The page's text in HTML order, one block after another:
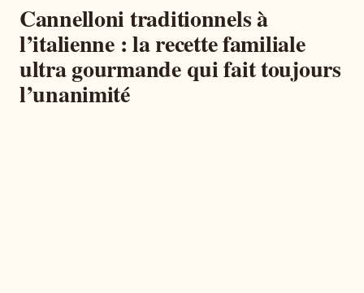
Cannelloni traditionnels à
l’italienne : la recette familiale
ultra gourmande qui fait toujours
l’unanimité